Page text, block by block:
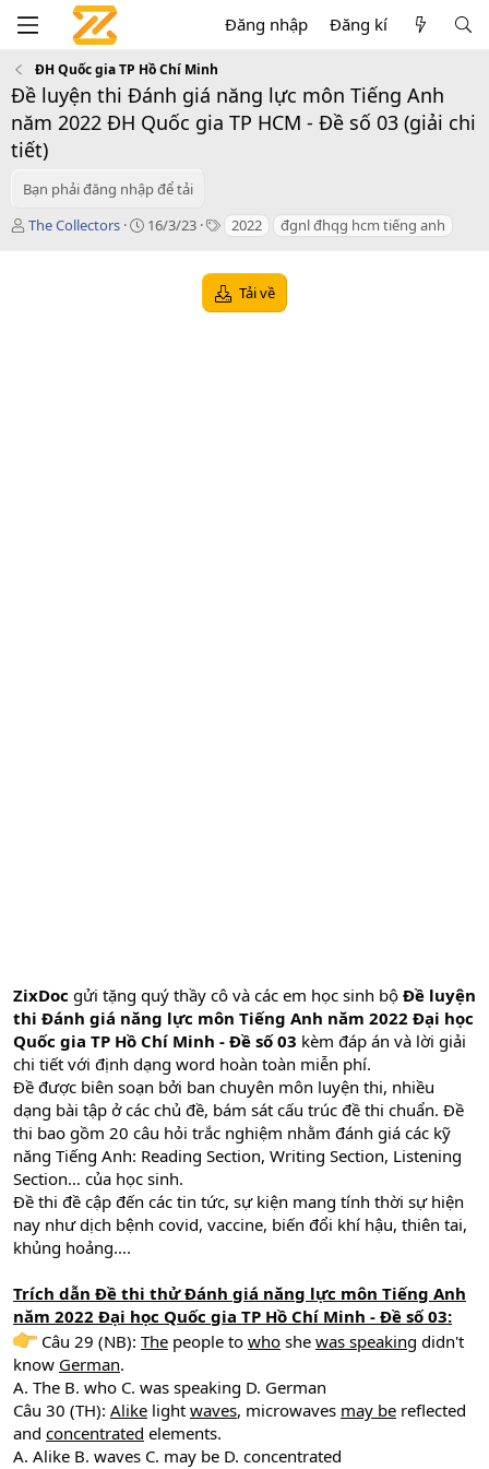
Đăng nhập Đăng kí
ĐH Quốc gia TP Hồ Chí Minh
Đề luyện thi Đánh giá năng lực môn Tiếng Anh
năm 2022 ĐH Quốc gia TP HCM - Đề số 03 (giải chi
tiết)
Bạn phải đăng nhập để tải
T
The Collectors
C16/3/23
T
s
2022 đgnl đhqg hcm tiếng anh
Tải về
ZixDoc gửi tặng quý thầy cô và các em học sinh bộ Đề luyện
thi Đánh giá năng lực môn Tiếng Anh năm 2022 Đại học
Quốc gia TP Hồ Chí Minh - Đề số 03 kèm đáp án và lời giải
chi tiết với định dạng word hoàn toàn miễn phí.
Đề được biên soạn bởi ban chuyên môn luyện thi, nhiều
dạng bài tập ở các chủ đề, bám sát cấu trúc đề thi chuẩn. Đề
thi bao gồm 20 câu hỏi trắc nghiệm nhằm đánh giá các kỹ
năng Tiếng Anh: Reading Section, Writing Section, Listening
Section… của học sinh.
Đề thi đề cập đến các tin tức, sự kiện mang tính thời sự hiện
nay như dịch bệnh covid, vaccine, biến đổi khí hậu, thiên tai,
khủng hoảng....
Trích dẫn Đề thi thử Đánh giá năng lực môn Tiếng Anh
năm 2022 Đại học Quốc gia TP Hồ Chí Minh - Đề số 03:
Câu 29 (NB): The people to who she was speaking didn't
know German.
A. The B. who C. was speaking D. German
Câu 30 (TH): Alike light waves, microwaves may be reflected
and concentrated elements.
A. Alike B. waves C. may be D. concentrated